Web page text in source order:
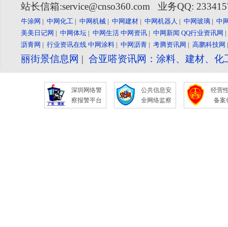
站长信箱:service@cnso360.com 业务QQ:
牛涂网 | 中网化工 | 中网机械 | 中网建材 | 中网机器人 | 中网玻璃 | 中
美美日记网 | 中网体坛 | 中网生活 中网资讯 | 中网新闻 QQ行业资讯网
沥青网 | 行业资讯在线 中网涂料 | 中网沥青 | 考腾资讯网 | 高鹏科技网
丽街景信息网 | 合亚嗒资讯网：涂料、建材、
深圳网络警
察报警平台
公共信息安
全网络监察
经营
备案